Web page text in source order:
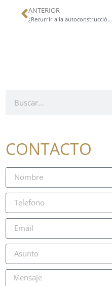
ANTERIOR
¿Recurrir a la autoconstrucción o a Meprosa Construcciones para naves industriales?
CONTACTO